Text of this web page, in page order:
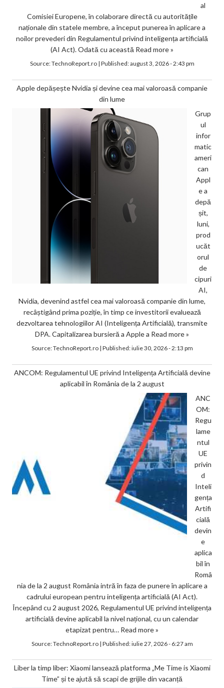
al
Comisiei Europene, în colaborare directă cu autoritățile
naționale din statele membre, a început punerea în aplicare a
noilor prevederi din Regulamentul privind inteligența artificială
(AI Act). Odată cu această Read more »
Source:TechnoReport.ro| Published:august 3, 2026 - 2:43 pm
Apple depășește Nvidia și devine cea mai valoroasă companie
din lume
Grup
ul
infor
matic
ameri
can
Appl
e a
depă
șit,
luni,
prod
ucăt
orul
de
cipuri
AI,
Nvidia, devenind astfel cea mai valoroasă companie din lume,
recâștigând prima poziție, în timp ce investitorii evaluează
dezvoltarea tehnologiilor AI (Inteligența Artificială), transmite
DPA. Capitalizarea bursieră a Apple a Read more »
Source:TechnoReport.ro| Published:iulie 30, 2026 - 2:13 pm
ANCOM: Regulamentul UE privind Inteligența Artificială devine
aplicabil în România de la 2 august
ANC
OM:
Regu
lame
ntul
UE
privin
d
Inteli
gența
Artifi
cială
devin
e
aplica
bil în
Româ
nia de la 2 august România intră în faza de punere în aplicare a
cadrului european pentru inteligența artificială (AI Act).
Începând cu 2 august 2026, Regulamentul UE privind inteligența
artificială devine aplicabil la nivel național, cu un calendar
etapizat pentru… Read more »
Source:TechnoReport.ro| Published:iulie 27, 2026 - 6:27 am
Liber la timp liber: Xiaomi lansează platforma „Me Time is Xiaomi
Time” și te ajută să scapi de grijile din vacanță